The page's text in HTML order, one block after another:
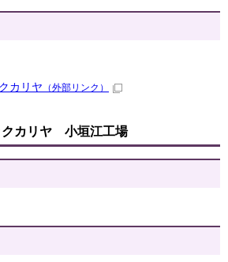
カリヤ （外部リンク）
クカリヤ 小垣江工場